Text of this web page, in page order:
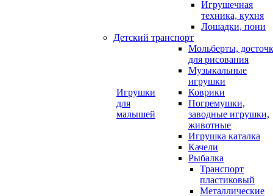
Игрушечная
техника, кухня
Лошадки, пони
Детский транспорт
Игрушки
для
малышей
Мольберты,
для рисования
Музыкальные
игрушки
Коврики
Погремушки,
заводные игрушки,
животные
Игрушка каталка
Качели
Рыбалка
Транспорт
пластиковый
Металлические